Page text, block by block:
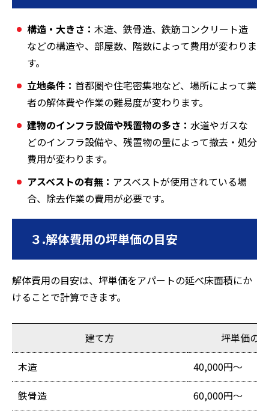
構造・大きさ： 木造、鉄骨造、鉄筋コンクリート造
などの構造や、部屋数、階数によって費用が変わりま
す。
立地条件： 首都圏や住宅密集地など、場所によって業
者の解体費や作業の難易度が変わります。
建物のインフラ設備や残置物の多さ： 水道やガスな
どのインフラ設備や、残置物の量によって撤去・処分
費用が変わります。
アスベストの有無： アスベストが使用されている場
合、除去作業の費用が必要です。
３.解体費用の坪単価の目安
解体費用の目安は、坪単価をアパートの延べ床面積にか
けることで計算できます。
建て方
坪単価の
木造
40,000円～
鉄骨造
60,000円～